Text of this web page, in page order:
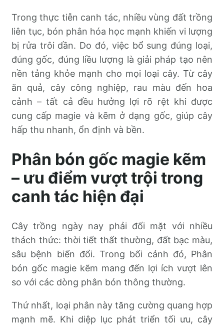
Trong thực tiễn canh tác, nhiều vùng đất trồng
liên tục, bón phân hóa học mạnh khiến vi lượng
bị rửa trôi dần. Do đó, việc bổ sung đúng loại,
đúng gốc, đúng liều lượng là giải pháp tạo nên
nền tảng khỏe mạnh cho mọi loại cây. Từ cây
ăn quả, cây công nghiệp, rau màu đến hoa
cảnh – tất cả đều hưởng lợi rõ rệt khi được
cung cấp magie và kẽm ở dạng gốc, giúp cây
hấp thu nhanh, ổn định và bền.
Phân bón gốc magie kẽm
– ưu điểm vượt trội trong
canh tác hiện đại
Cây trồng ngày nay phải đối mặt với nhiều
thách thức: thời tiết thất thường, đất bạc màu,
sâu bệnh biến đổi. Trong bối cảnh đó, Phân
bón gốc magie kẽm mang đến lợi ích vượt lên
so với các dòng phân bón thông thường.
Thứ nhất, loại phân này tăng cường quang hợp
mạnh mẽ. Khi diệp lục phát triển tối ưu, cây